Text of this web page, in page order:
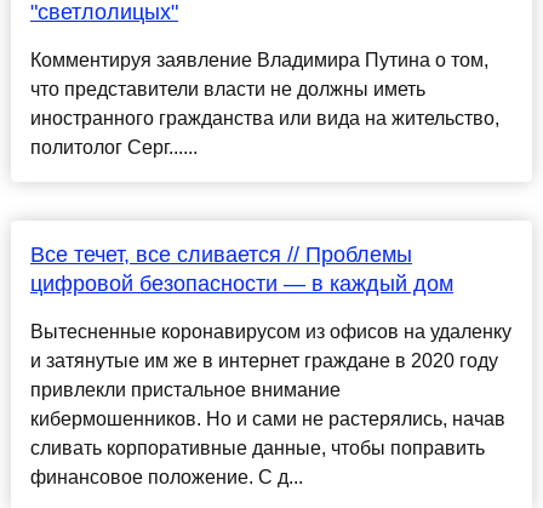
"светлолицых"
Комментируя заявление Владимира Путина о том,
что представители власти не должны иметь
иностранного гражданства или вида на жительство,
политолог Серг......
Все течет, все сливается // Проблемы
цифровой безопасности — в каждый дом
Вытесненные коронавирусом из офисов на удаленку
и затянутые им же в интернет граждане в 2020 году
привлекли пристальное внимание
кибермошенников. Но и сами не растерялись, начав
сливать корпоративные данные, чтобы поправить
финансовое положение. С д...